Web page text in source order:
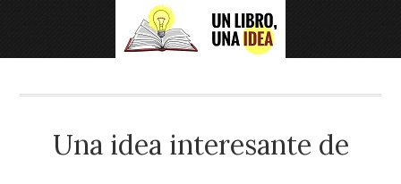
Una idea interesante de